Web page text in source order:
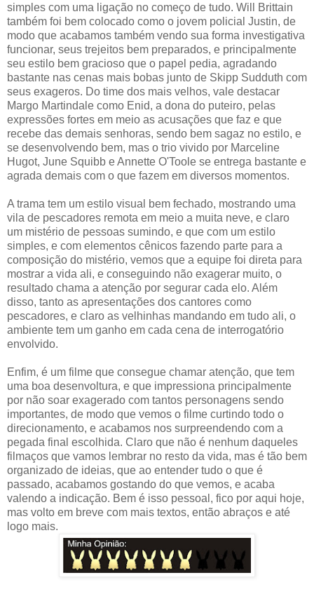
simples com uma ligação no começo de tudo. Will Brittain
também foi bem colocado como o jovem policial Justin, de
modo que acabamos também vendo sua forma investigativa
funcionar, seus trejeitos bem preparados, e principalmente
seu estilo bem gracioso que o papel pedia, agradando
bastante nas cenas mais bobas junto de Skipp Sudduth com
seus exageros. Do time dos mais velhos, vale destacar
Margo Martindale como Enid, a dona do puteiro, pelas
expressões fortes em meio as acusações que faz e que
recebe das demais senhoras, sendo bem sagaz no estilo, e
se desenvolvendo bem, mas o trio vivido por Marceline
Hugot, June Squibb e Annette O'Toole se entrega bastante e
agrada demais com o que fazem em diversos momentos.
A trama tem um estilo visual bem fechado, mostrando uma
vila de pescadores remota em meio a muita neve, e claro
um mistério de pessoas sumindo, e que com um estilo
simples, e com elementos cênicos fazendo parte para a
composição do mistério, vemos que a equipe foi direta para
mostrar a vida ali, e conseguindo não exagerar muito, o
resultado chama a atenção por segurar cada elo. Além
disso, tanto as apresentações dos cantores como
pescadores, e claro as velhinhas mandando em tudo ali, o
ambiente tem um ganho em cada cena de interrogatório
envolvido.
Enfim, é um filme que consegue chamar atenção, que tem
uma boa desenvoltura, e que impressiona principalmente
por não soar exagerado com tantos personagens sendo
importantes, de modo que vemos o filme curtindo todo o
direcionamento, e acabamos nos surpreendendo com a
pegada final escolhida. Claro que não é nenhum daqueles
filmaços que vamos lembrar no resto da vida, mas é tão bem
organizado de ideias, que ao entender tudo o que é
passado, acabamos gostando do que vemos, e acaba
valendo a indicação. Bem é isso pessoal, fico por aqui hoje,
mas volto em breve com mais textos, então abraços e até
logo mais.